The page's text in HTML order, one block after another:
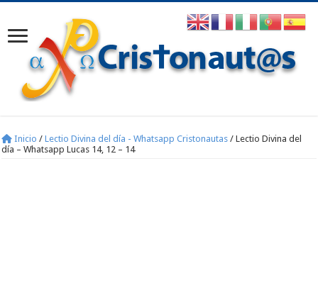
Inicio / Lectio Divina del día - Whatsapp Cristonautas / Lectio Divina del
día – Whatsapp Lucas 14, 12 – 14